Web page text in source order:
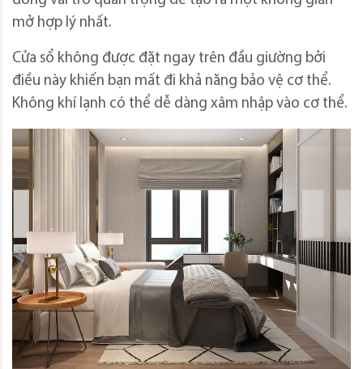
mở hợp lý nhất.
Cửa sổ không được đặt ngay trên đầu giường bởi
điều này khiến bạn mất đi khả năng bảo vệ cơ thể.
Không khí lạnh có thể dễ dàng xâm nhập vào cơ thể.